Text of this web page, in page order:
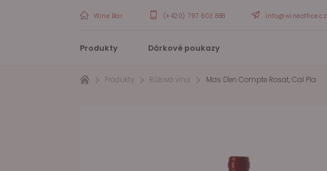
Wine Bar (+420) 797 603 888 info@wineoffice.cz
Produkty Dárkové poukazy
Produkty Růžová vína Mas D'en Compte Rosat, Cal Pla